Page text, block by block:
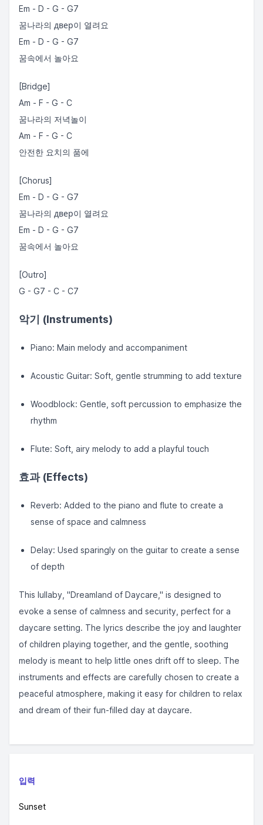
Em - D - G - G7
꿈나라의 двер이 열려요
Em - D - G - G7
꿈속에서 놀아요
[Bridge]
Am - F - G - C
꿈나라의 저녁놀이
Am - F - G - C
안전한 요치의 품에
[Chorus]
Em - D - G - G7
꿈나라의 двер이 열려요
Em - D - G - G7
꿈속에서 놀아요
[Outro]
G - G7 - C - C7
악기 (Instruments)
Piano: Main melody and accompaniment
Acoustic Guitar: Soft, gentle strumming to add texture
Woodblock: Gentle, soft percussion to emphasize the
rhythm
Flute: Soft, airy melody to add a playful touch
효과 (Effects)
Reverb: Added to the piano and flute to create a
sense of space and calmness
Delay: Used sparingly on the guitar to create a sense
of depth
This lullaby, "Dreamland of Daycare," is designed to
evoke a sense of calmness and security, perfect for a
daycare setting. The lyrics describe the joy and laughter
of children playing together, and the gentle, soothing
melody is meant to help little ones drift off to sleep. The
instruments and effects are carefully chosen to create a
peaceful atmosphere, making it easy for children to relax
and dream of their fun-filled day at daycare.
입력
Sunset